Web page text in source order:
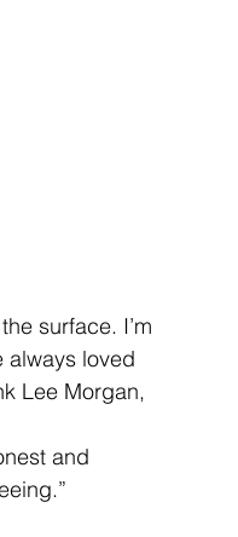
surface. I’m
always loved
Lee Morgan,
and